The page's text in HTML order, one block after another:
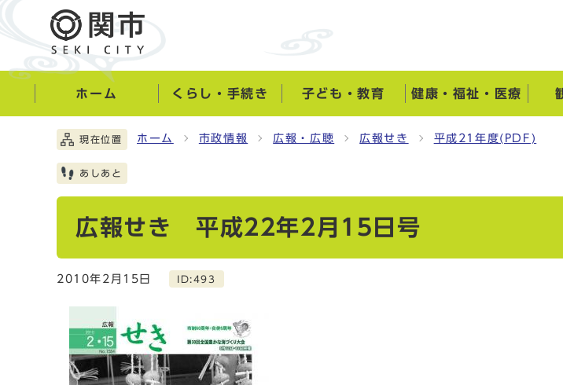
ホーム くらし・手続き 子ども・教育 健康・福祉・医療
現在位置 ホーム 市政情報 広報・広聴 広報せき 平成21年度(PDF)
あしあと
広報せき 平成22年2月15日号
2010年2月15日 ID:493